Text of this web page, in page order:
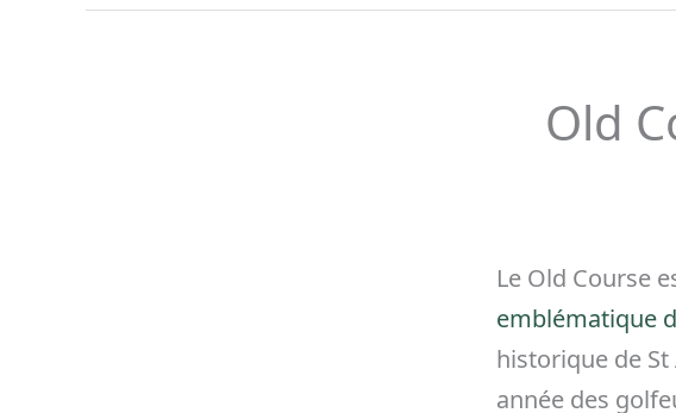
Old
Le Old Course
emblématique
historique de
année des